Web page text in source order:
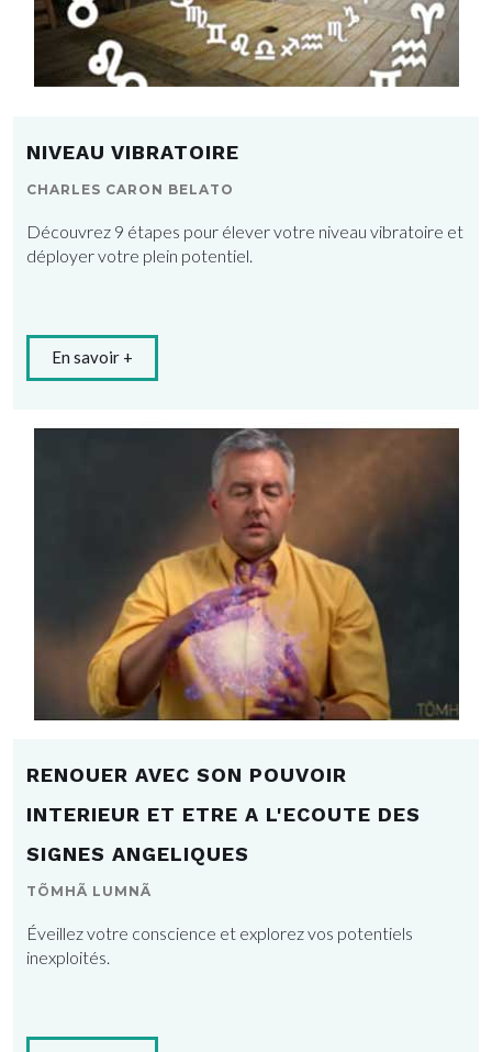
NIVEAU VIBRATOIRE
CHARLES CARON BELATO
Découvrez 9 étapes pour élever votre niveau vibratoire et
déployer votre plein potentiel.
En savoir +
RENOUER AVEC SON POUVOIR
INTERIEUR ET ETRE A L'ECOUTE DES
SIGNES ANGELIQUES
TÕMHÃ LUMNÃ
Éveillez votre conscience et explorez vos potentiels
inexploités.